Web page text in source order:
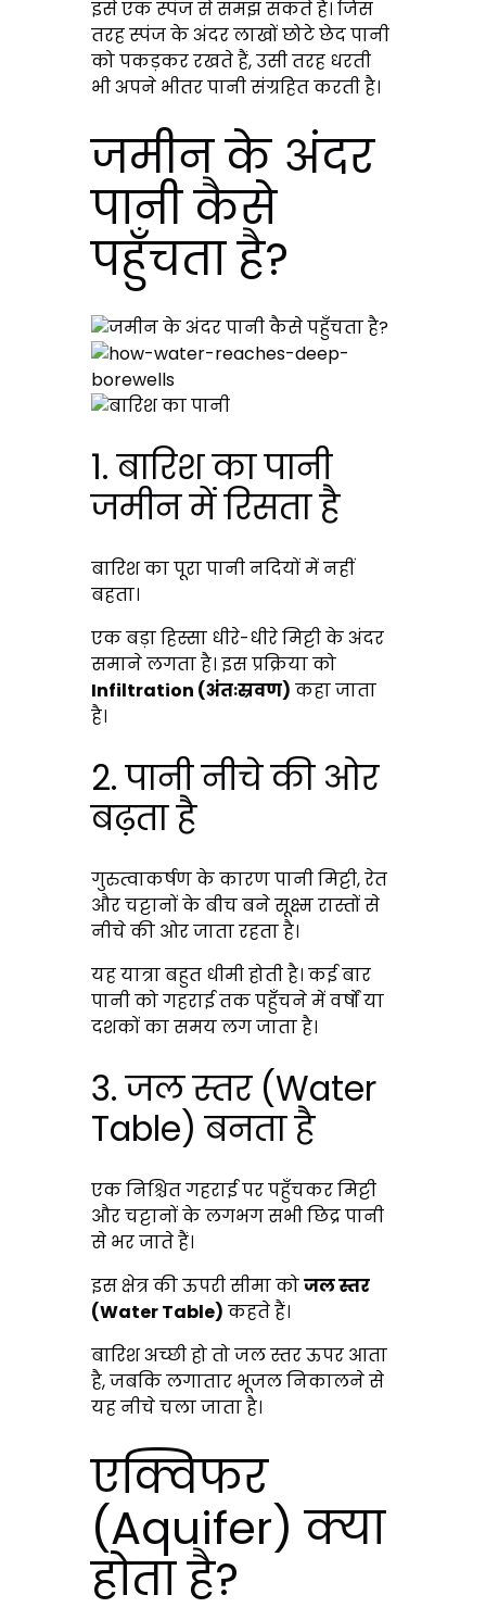
इसे एक स्पंज से समझ सकते हैं। जिस
तरह स्पंज के अंदर लाखों छोटे छेद पानी
को पकड़कर रखते हैं, उसी तरह धरती
भी अपने भीतर पानी संग्रहित करती है।
जमीन के अंदर
पानी कैसे
पहुँचता है?
1. बारिश का पानी
जमीन में रिसता है
बारिश का पूरा पानी नदियों में नहीं
बहता।
एक बड़ा हिस्सा धीरे-धीरे मिट्टी के अंदर
समाने लगता है। इस प्रक्रिया को
Infiltration (अंतःस्रवण) कहा जाता
है।
2. पानी नीचे की ओर
बढ़ता है
गुरुत्वाकर्षण के कारण पानी मिट्टी, रेत
और चट्टानों के बीच बने सूक्ष्म रास्तों से
नीचे की ओर जाता रहता है।
यह यात्रा बहुत धीमी होती है। कई बार
पानी को गहराई तक पहुँचने में वर्षों या
दशकों का समय लग जाता है।
3. जल स्तर (Water
Table) बनता है
एक निश्चित गहराई पर पहुँचकर मिट्टी
और चट्टानों के लगभग सभी छिद्र पानी
से भर जाते हैं।
इस क्षेत्र की ऊपरी सीमा कोजल स्तर
(Water Table) कहते हैं।
बारिश अच्छी हो तो जल स्तर ऊपर आता
है, जबकि लगातार भूजल निकालने से
यह नीचे चला जाता है।
एक्विफर
(Aquifer) क्या
होता है?